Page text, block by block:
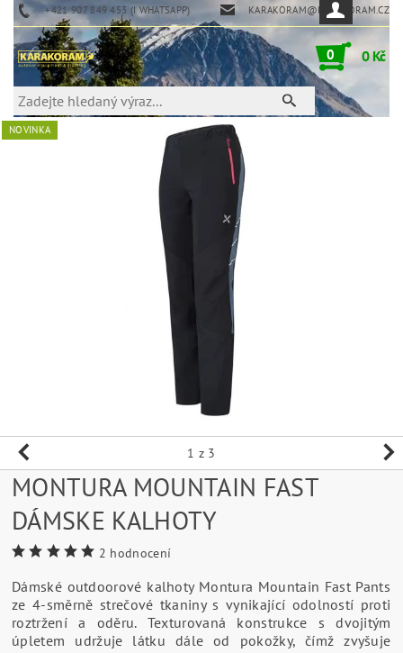
+421 907 849 453 (I WHATSAPP) KARAKORAM@KARAKORAM.CZ
0 0 Kč
NOVINKA
1 z 3
MONTURA MOUNTAIN FAST
DÁMSKE KALHOTY
2 hodnocení
Dámské outdoorové kalhoty Montura Mountain Fast Pants
ze 4-směrně strečové tkaniny s vynikající odolností proti
roztržení a oděru. Texturovaná konstrukce s dvojitým
úpletem udržuje látku dále od pokožky, čímž zvyšuje